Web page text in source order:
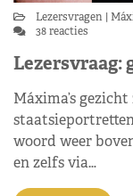
Lezersvragen
38 reacties
Lezersvraag:
Máxima’s
woord weer
en zelfs via…